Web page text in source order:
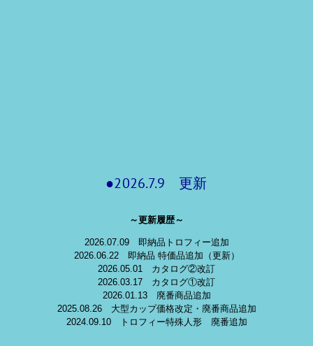
●2026.7.9 更新
～更新履歴～
2026.07.09 即納品トロフィー追加
2026.06.22 即納品 特価品追加（更新）
2026.05.01 カタログ②改訂
2026.03.17 カタログ①改訂
2026.01.13 廃番商品追加
2025.08.26 大型カップ価格改定・廃番商品追加
2024.09.10 トロフィー特殊人形 廃番追加